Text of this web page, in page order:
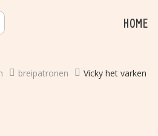
HOME
breipatronen Vicky het varken